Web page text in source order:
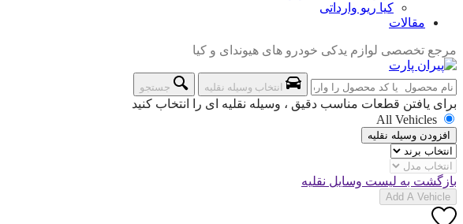
کیا ریو وارداتی
مقالات
مرجع تخصصی لوازم یدکی خودرو های هیوندای و کیا
انتخاب وسیله نقلیه جستجو
برای یافتن قطعات مناسب دقیق ، وسیله نقلیه ای را انتخاب کنید
All Vehicles
افزودن وسیله نقلیه
بازگشت به لیست وسایل نقلیه
Add A Vehicle